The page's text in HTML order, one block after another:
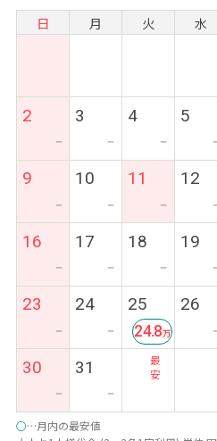
日 月 火 水
2
ー
3
ー
4
ー
5
9
ー
10
ー
11
ー
12
16
ー
17
ー
18
ー
19
23
ー
24
ー
25
最
安
24.8
26
30
ー
31
ー
○…月内の最安値